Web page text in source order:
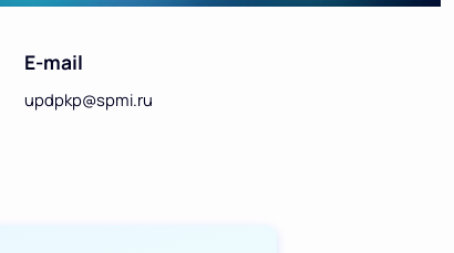
E-mail
updpkp@spmi.ru